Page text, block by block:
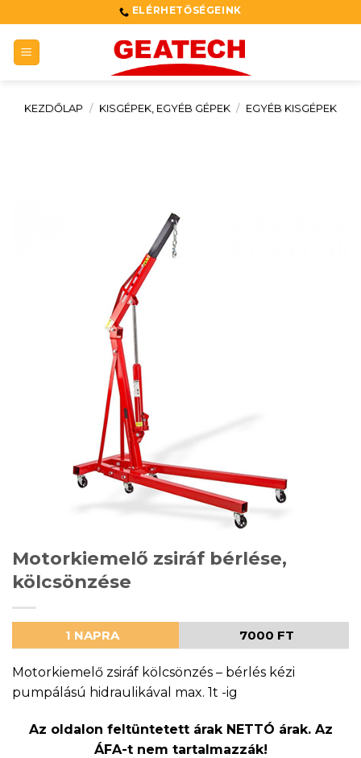
content
ELÉRHETŐSÉGEINK
KEZDŐLAP / KISGÉPEK, EGYÉB GÉPEK / EGYÉB KISGÉPEK
Motorkiemelő zsiráf bérlése,
kölcsönzése
1 NAPRA 7000 FT
Motorkiemelő zsiráf kölcsönzés – bérlés kézi
pumpálású hidraulikával max. 1t -ig
Az oldalon feltüntetett árak NETTÓ árak. Az
ÁFA-t nem tartalmazzák!